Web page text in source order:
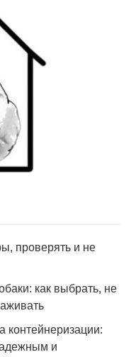
проверять и не
как выбрать, не
контейнеризации:
и